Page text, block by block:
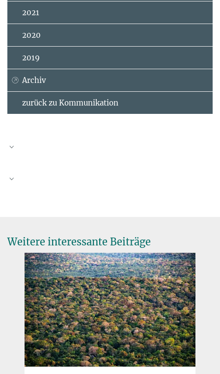
2021
2020
2019
Archiv
zurück zu Kommunikation
Weitere interessante Beiträge